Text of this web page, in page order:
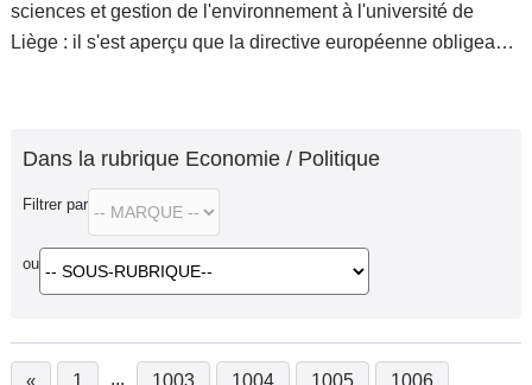
sciences et gestion de l'environnement à l'université de
Liège : il s'est aperçu que la directive européenne obligeant
Dans la rubrique Economie / Politique
Filtrer par
ou
« 1 ... 1003 1004 1005 1006